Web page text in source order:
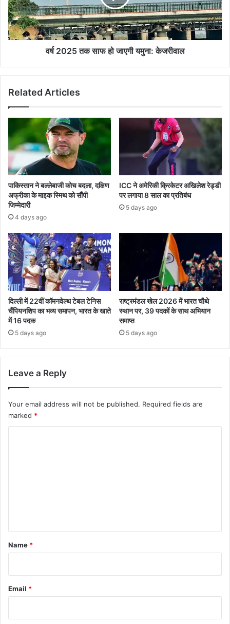
जाएगी
यमुना:
केजरीवाल
वर्ष 2025 तक साफ हो जाएगी यमुना: केजरीवाल
Related Articles
पाकिस्तान ने बल्लेबाजी कोच बदला, दक्षिण
अफ्रीका के माइक स्मिथ को सौंपी
जिम्मेदारी
4 days ago
ICC ने अमेरिकी क्रिकेटर अखिलेश रेड्डी
पर लगाया 8 साल का प्रतिबंध
5 days ago
दिल्ली में 22वीं कॉमनवेल्थ टेबल टेनिस
चैंपियनशिप का भव्य समापन, भारत के खाते
में 16 पदक
5 days ago
राष्ट्रमंडल खेल 2026 में भारत चौथे
स्थान पर, 39 पदकों के साथ अभियान
समाप्त
5 days ago
Leave a Reply
Your email address will not be published. Required fields are
marked *
*
Name *
Email *